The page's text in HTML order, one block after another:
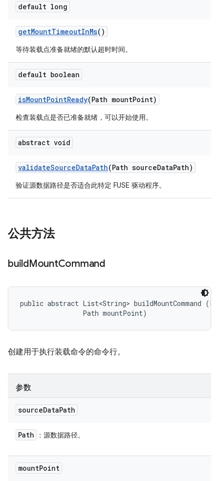
default long
getMountTimeoutInMs()
等待装载点准备就绪的默认超时时间。
default boolean
isMountPointReady(Path mountPoint)
检查装载点是否已准备就绪，可以开始使用。
abstract void
validateSourceDataPath(Path sourceDataPath)
验证源数据路径是否适合此特定 FUSE 驱动程序。
公共方法
buildMountCommand
public abstract List<String> buildMountCommand
                Path mountPoint)
创建用于执行装载命令的命令行。
参数
sourceDataPath
Path ：源数据路径。
mountPoint